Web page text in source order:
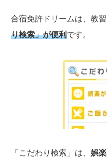
合宿免許ドリームは、教
り検索」が便利です。
「こだわり検索」は、娯